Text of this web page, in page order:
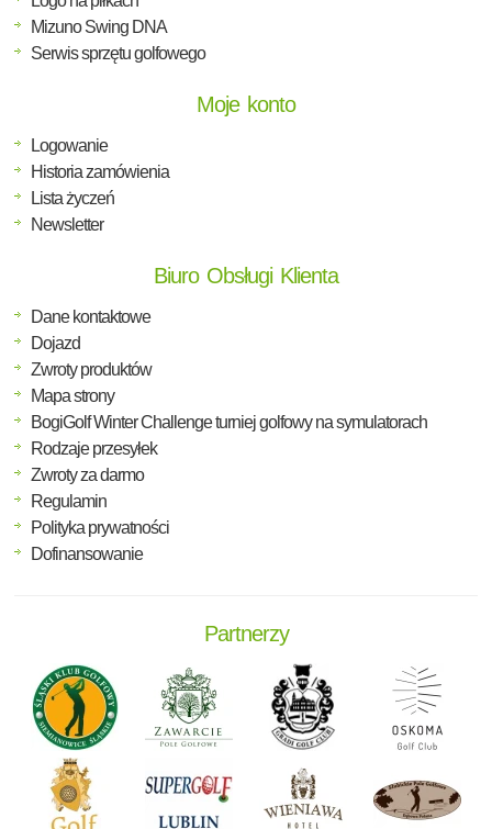
Mizuno Swing DNA
Serwis sprzętu golfowego
Moje konto
Logowanie
Historia zamówienia
Lista życzeń
Newsletter
Biuro Obsługi Klienta
Dane kontaktowe
Dojazd
Zwroty produktów
Mapa strony
BogiGolf Winter Challenge turniej golfowy na symulatorach
Rodzaje przesyłek
Zwroty za darmo
Regulamin
Polityka prywatności
Dofinansowanie
Partnerzy